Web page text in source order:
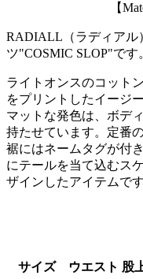
【
RADIALL（ラディアル
ツ"COSMIC SLOP"です
ライトオンスのコット
をプリントしたイージ
マットな発色は、ボデ
持たせています。定番
裾にはネームタグが付
にテールを当て込むス
ザインしたアイテムです
サイズ ウエスト 股